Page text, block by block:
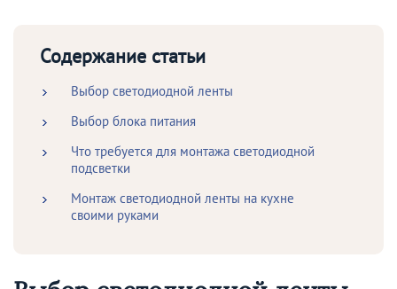
Содержание статьи
Выбор светодиодной ленты
Выбор блока питания
Что требуется для монтажа светодиодной
подсветки
Монтаж светодиодной ленты на кухне
своими руками